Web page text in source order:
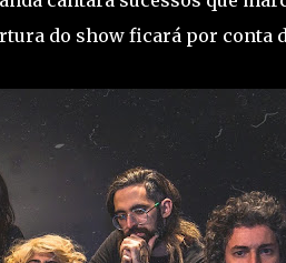
do show ficará por conta